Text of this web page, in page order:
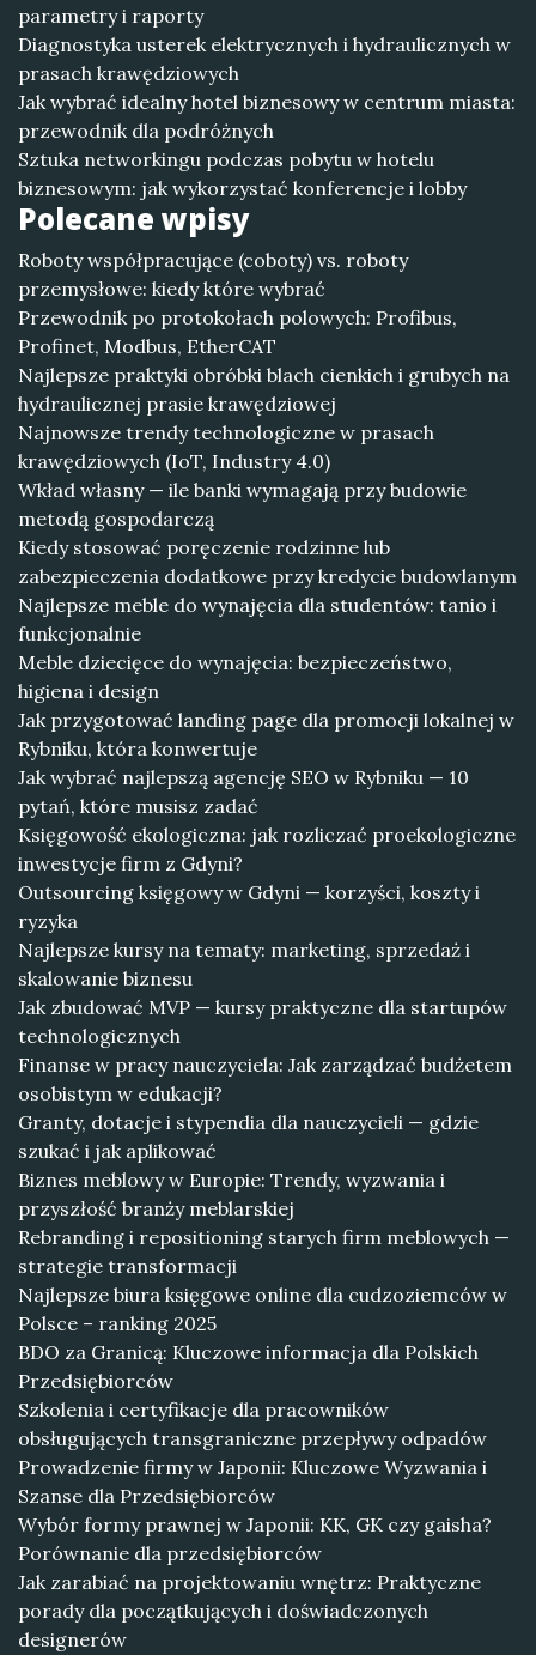
parametry i raporty
Diagnostyka usterek elektrycznych i hydraulicznych w
prasach krawędziowych
Jak wybrać idealny hotel biznesowy w centrum miasta:
przewodnik dla podróżnych
Sztuka networkingu podczas pobytu w hotelu
biznesowym: jak wykorzystać konferencje i lobby
Polecane wpisy
Roboty współpracujące (coboty) vs. roboty
przemysłowe: kiedy które wybrać
Przewodnik po protokołach polowych: Profibus,
Profinet, Modbus, EtherCAT
Najlepsze praktyki obróbki blach cienkich i grubych na
hydraulicznej prasie krawędziowej
Najnowsze trendy technologiczne w prasach
krawędziowych (IoT, Industry 4.0)
Wkład własny — ile banki wymagają przy budowie
metodą gospodarczą
Kiedy stosować poręczenie rodzinne lub
zabezpieczenia dodatkowe przy kredycie budowlanym
Najlepsze meble do wynajęcia dla studentów: tanio i
funkcjonalnie
Meble dziecięce do wynajęcia: bezpieczeństwo,
higiena i design
Jak przygotować landing page dla promocji lokalnej w
Rybniku, która konwertuje
Jak wybrać najlepszą agencję SEO w Rybniku — 10
pytań, które musisz zadać
Księgowość ekologiczna: jak rozliczać proekologiczne
inwestycje firm z Gdyni?
Outsourcing księgowy w Gdyni — korzyści, koszty i
ryzyka
Najlepsze kursy na tematy: marketing, sprzedaż i
skalowanie biznesu
Jak zbudować MVP — kursy praktyczne dla startupów
technologicznych
Finanse w pracy nauczyciela: Jak zarządzać budżetem
osobistym w edukacji?
Granty, dotacje i stypendia dla nauczycieli — gdzie
szukać i jak aplikować
Biznes meblowy w Europie: Trendy, wyzwania i
przyszłość branży meblarskiej
Rebranding i repositioning starych firm meblowych —
strategie transformacji
Najlepsze biura księgowe online dla cudzoziemców w
Polsce – ranking 2025
BDO za Granicą: Kluczowe informacja dla Polskich
Przedsiębiorców
Szkolenia i certyfikacje dla pracowników
obsługujących transgraniczne przepływy odpadów
Prowadzenie firmy w Japonii: Kluczowe Wyzwania i
Szanse dla Przedsiębiorców
Wybór formy prawnej w Japonii: KK, GK czy gaisha?
Porównanie dla przedsiębiorców
Jak zarabiać na projektowaniu wnętrz: Praktyczne
porady dla początkujących i doświadczonych
designerów